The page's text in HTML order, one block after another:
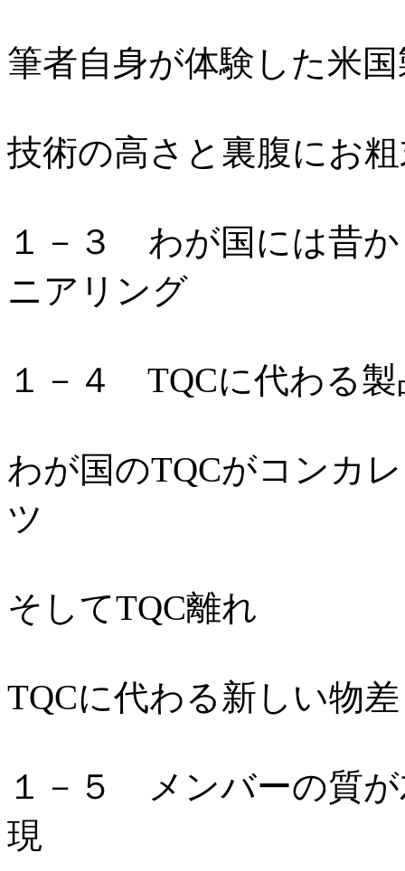
筆者自身が体験した米
技術の高さと裏腹にお
１－３ わが国には昔
ニアリング
１－４ TQCに代わる
わが国のTQCがコンカ
ツ
そしてTQC離れ
TQCに代わる新しい物
１－５ メンバーの質
現